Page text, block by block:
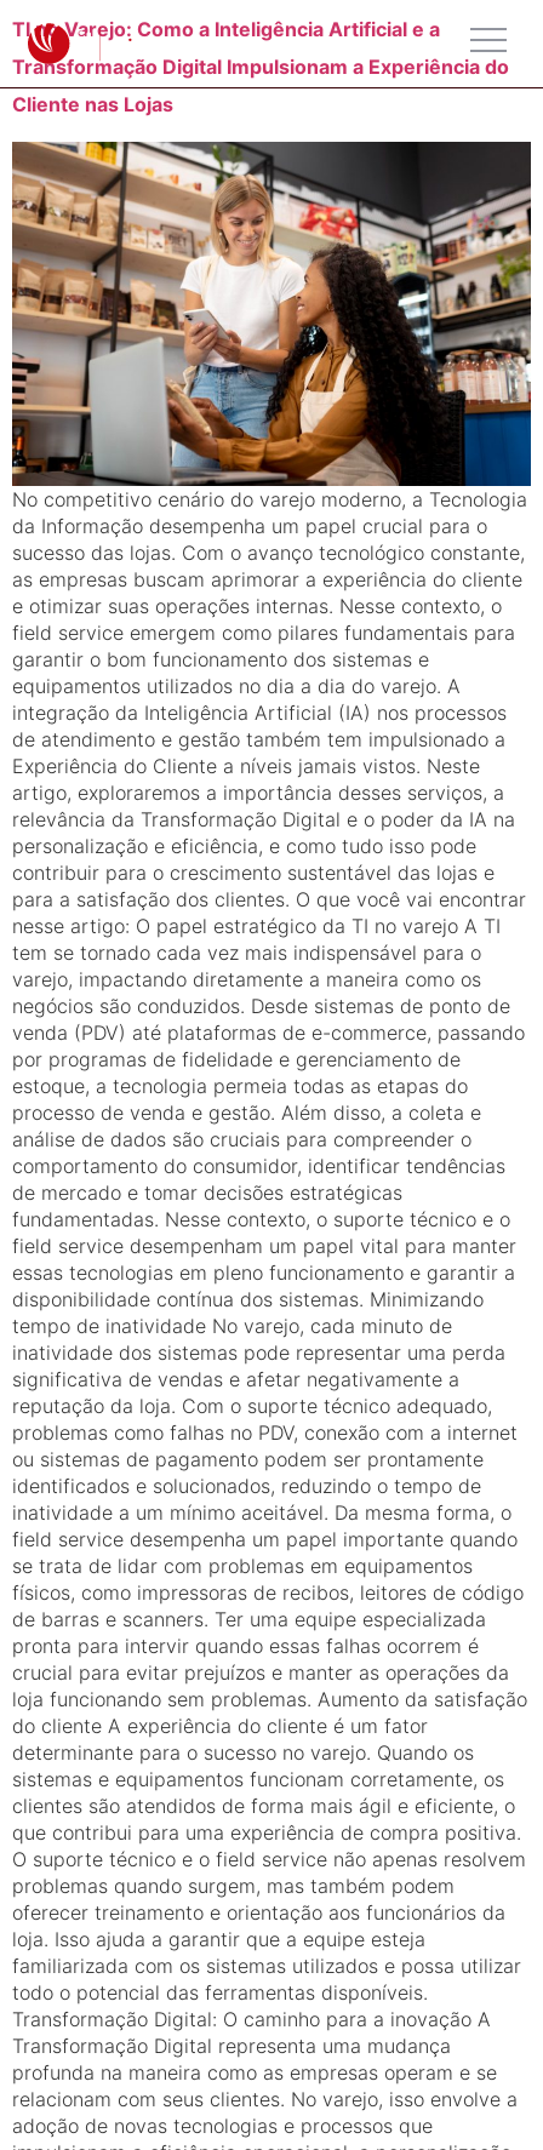
TI no Varejo: Como a Inteligência Artificial e a
Transformação Digital Impulsionam a Experiência do
Cliente nas Lojas
No competitivo cenário do varejo moderno, a Tecnologia
da Informação desempenha um papel crucial para o
sucesso das lojas. Com o avanço tecnológico constante,
as empresas buscam aprimorar a experiência do cliente
e otimizar suas operações internas. Nesse contexto, o
field service emergem como pilares fundamentais para
garantir o bom funcionamento dos sistemas e
equipamentos utilizados no dia a dia do varejo. A
integração da Inteligência Artificial (IA) nos processos
de atendimento e gestão também tem impulsionado a
Experiência do Cliente a níveis jamais vistos. Neste
artigo, exploraremos a importância desses serviços, a
relevância da Transformação Digital e o poder da IA na
personalização e eficiência, e como tudo isso pode
contribuir para o crescimento sustentável das lojas e
para a satisfação dos clientes. O que você vai encontrar
nesse artigo: O papel estratégico da TI no varejo A TI
tem se tornado cada vez mais indispensável para o
varejo, impactando diretamente a maneira como os
negócios são conduzidos. Desde sistemas de ponto de
venda (PDV) até plataformas de e-commerce, passando
por programas de fidelidade e gerenciamento de
estoque, a tecnologia permeia todas as etapas do
processo de venda e gestão. Além disso, a coleta e
análise de dados são cruciais para compreender o
comportamento do consumidor, identificar tendências
de mercado e tomar decisões estratégicas
fundamentadas. Nesse contexto, o suporte técnico e o
field service desempenham um papel vital para manter
essas tecnologias em pleno funcionamento e garantir a
disponibilidade contínua dos sistemas. Minimizando
tempo de inatividade No varejo, cada minuto de
inatividade dos sistemas pode representar uma perda
significativa de vendas e afetar negativamente a
reputação da loja. Com o suporte técnico adequado,
problemas como falhas no PDV, conexão com a internet
ou sistemas de pagamento podem ser prontamente
identificados e solucionados, reduzindo o tempo de
inatividade a um mínimo aceitável. Da mesma forma, o
field service desempenha um papel importante quando
se trata de lidar com problemas em equipamentos
físicos, como impressoras de recibos, leitores de código
de barras e scanners. Ter uma equipe especializada
pronta para intervir quando essas falhas ocorrem é
crucial para evitar prejuízos e manter as operações da
loja funcionando sem problemas. Aumento da satisfação
do cliente A experiência do cliente é um fator
determinante para o sucesso no varejo. Quando os
sistemas e equipamentos funcionam corretamente, os
clientes são atendidos de forma mais ágil e eficiente, o
que contribui para uma experiência de compra positiva.
O suporte técnico e o field service não apenas resolvem
problemas quando surgem, mas também podem
oferecer treinamento e orientação aos funcionários da
loja. Isso ajuda a garantir que a equipe esteja
familiarizada com os sistemas utilizados e possa utilizar
todo o potencial das ferramentas disponíveis.
Transformação Digital: O caminho para a inovação A
Transformação Digital representa uma mudança
profunda na maneira como as empresas operam e se
relacionam com seus clientes. No varejo, isso envolve a
adoção de novas tecnologias e processos que